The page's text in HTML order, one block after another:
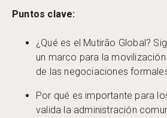
Puntos clave:
¿Qué es el Mutirão Global?
un marco para la
de las negociaciones
Por qué es importante para
valida la administración